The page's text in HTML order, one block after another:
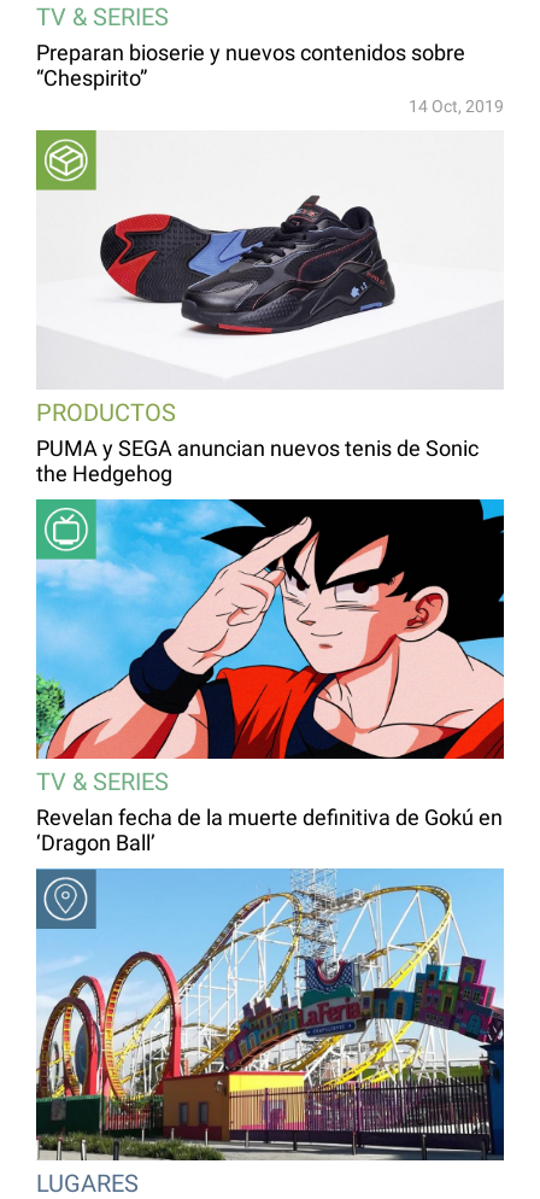
TV & SERIES
Preparan bioserie y nuevos contenidos sobre
“Chespirito”
14 Oct, 2019
PRODUCTOS
PUMA y SEGA anuncian nuevos tenis de Sonic
the Hedgehog
TV & SERIES
Revelan fecha de la muerte definitiva de Gokú en
‘Dragon Ball’
LUGARES